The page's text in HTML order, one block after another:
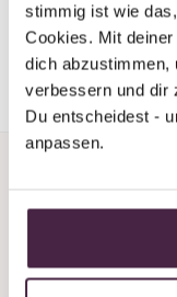
stimmig ist wie
Cookies. Mit
dich abzustimmen,
verbessern und dir
Du entscheidest -
anpassen.
*(Mevisto
anonymous burial